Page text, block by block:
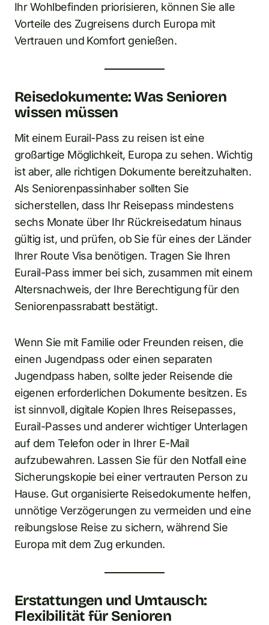
Ihr Wohlbefinden priorisieren, können Sie alle
Vorteile des Zugreisens durch Europa mit
Vertrauen und Komfort genießen.
Reisedokumente: Was Senioren
wissen müssen
Mit einem Eurail-Pass zu reisen ist eine
großartige Möglichkeit, Europa zu sehen. Wichtig
ist aber, alle richtigen Dokumente bereitzuhalten.
Als Seniorenpassinhaber sollten Sie
sicherstellen, dass Ihr Reisepass mindestens
sechs Monate über Ihr Rückreisedatum hinaus
gültig ist, und prüfen, ob Sie für eines der Länder
Ihrer Route Visa benötigen. Tragen Sie Ihren
Eurail-Pass immer bei sich, zusammen mit einem
Altersnachweis, der Ihre Berechtigung für den
Seniorenpassrabatt bestätigt.
Wenn Sie mit Familie oder Freunden reisen, die
einen Jugendpass oder einen separaten
Jugendpass haben, sollte jeder Reisende die
eigenen erforderlichen Dokumente besitzen. Es
ist sinnvoll, digitale Kopien Ihres Reisepasses,
Eurail-Passes und anderer wichtiger Unterlagen
auf dem Telefon oder in Ihrer E-Mail
aufzubewahren. Lassen Sie für den Notfall eine
Sicherungskopie bei einer vertrauten Person zu
Hause. Gut organisierte Reisedokumente helfen,
unnötige Verzögerungen zu vermeiden und eine
reibungslose Reise zu sichern, während Sie
Europa mit dem Zug erkunden.
Erstattungen und Umtausch:
Flexibilität für Senioren